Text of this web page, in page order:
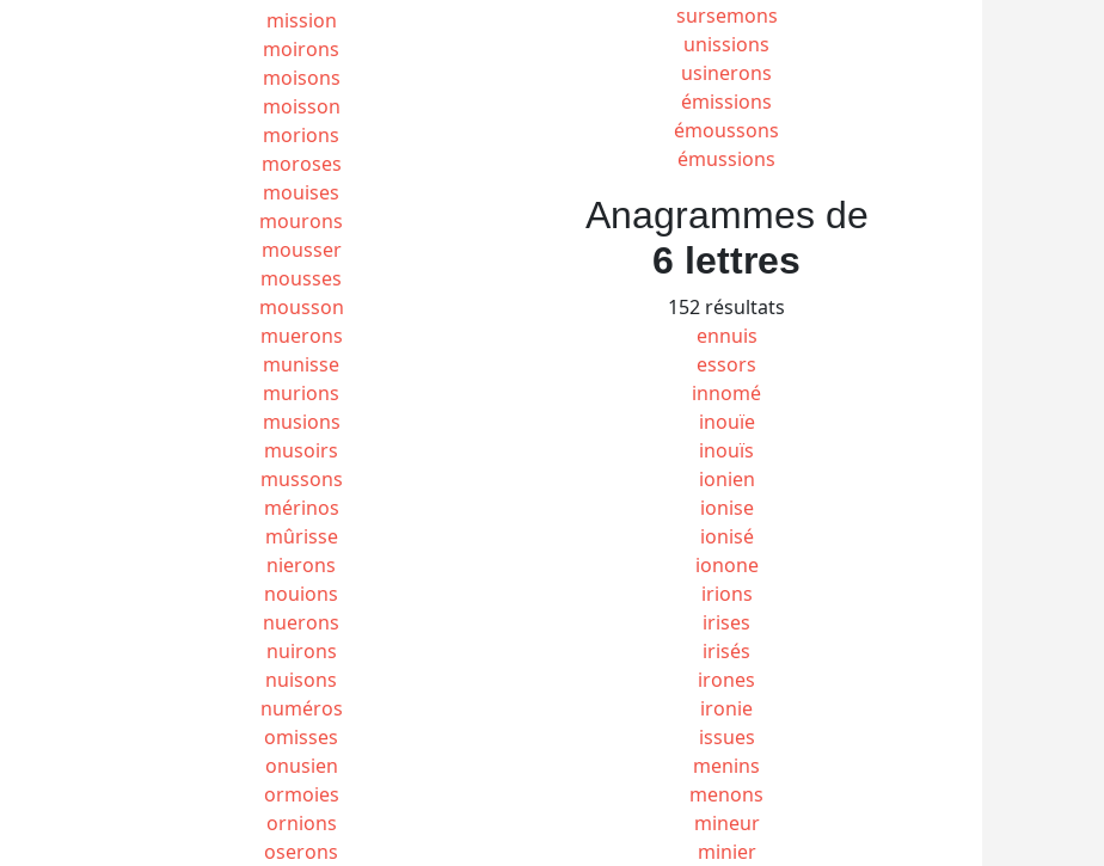
sursemons
unissions
usinerons
émissions
émoussons
émussions
mission
moirons
moisons
moisson
morions
moroses
mouises
mourons
mousser
mousses
mousson
muerons
munisse
murions
musions
musoirs
mussons
mérinos
mûrisse
nierons
nouions
nuerons
nuirons
nuisons
numéros
omisses
onusien
ormoies
ornions
oserons
Anagrammes de
6 lettres
152 résultats
ennuis
essors
innomé
inouïe
inouïs
ionien
ionise
ionisé
ionone
irions
irises
irisés
irones
ironie
issues
menins
menons
mineur
minier